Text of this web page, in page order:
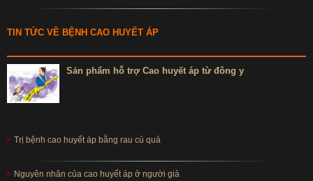
TIN TỨC VỀ BỆNH CAO HUYẾT ÁP
Sản phẩm hỗ trợ Cao huyết áp từ đông y
Trị bệnh cao huyết áp bằng rau củ quả
Nguyên nhân của cao huyết áp ở người già